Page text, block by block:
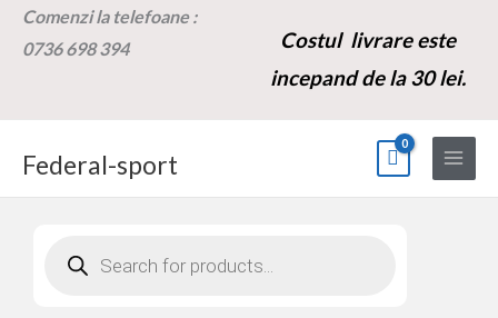
SkipComenzi la telefoane :
0736 698 394
Costul livrare este
incepand de la 30 lei.
Federal-sport